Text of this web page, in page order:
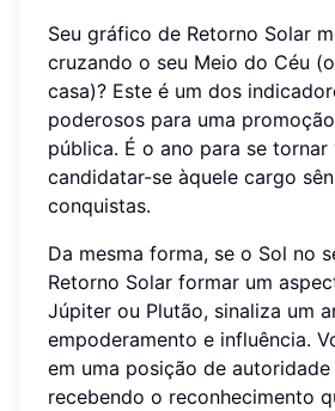
Seu gráfico de Retorno Solar
cruzando o seu Meio do Céu
casa)? Este é um dos
poderosos para uma
pública. É o ano para se tornar
candidatar-se àquele cargo
conquistas.
Da mesma forma, se o Sol no
Retorno Solar formar um
Júpiter ou Plutão, sinaliza um
empoderamento e influência.
em uma posição de
recebendo o reconhecimento